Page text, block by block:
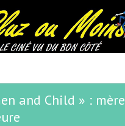
and Child » : mère